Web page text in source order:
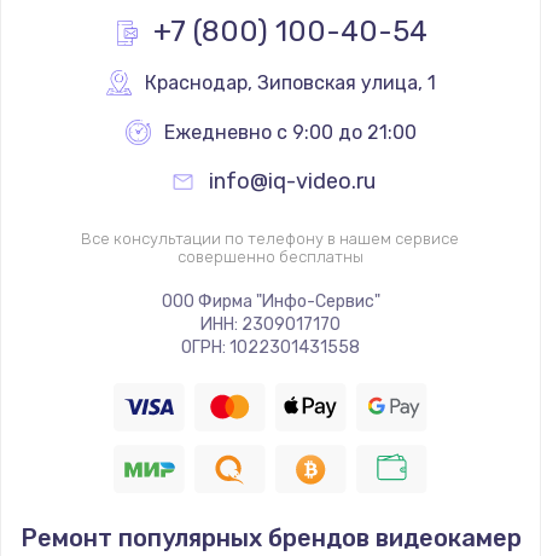
Замена реле
Замена термопредохранителя
700 руб.
Заказать
Замена ТЭНа
2500 руб.
1400 руб.
+7 (800) 100-40-54
Краснодар, Зиповская улица, 1
Ежедневно с 9:00 до 21:00
info@iq-video.ru
Все консультации по телефону в нашем сервисе
совершенно бесплатны
ООО Фирма "Инфо-Сервис"
ИНН: 2309017170
ОГРН: 1022301431558
Ремонт популярных брендов видеокамер